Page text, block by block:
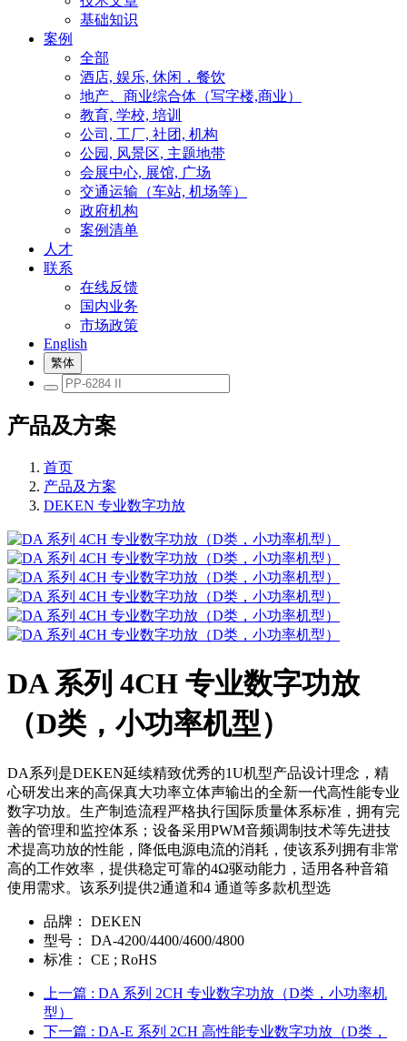
基础知识
案例
全部
酒店, 娱乐, 休闲，餐饮
地产、商业综合体（写字楼,商业）
教育, 学校, 培训
公司, 工厂, 社团, 机构
公园, 风景区, 主题地带
会展中心, 展馆, 广场
交通运输（车站, 机场等）
政府机构
案例清单
人才
联系
在线反馈
国内业务
市场政策
English
繁体
产品及方案
首页
产品及方案
DEKEN 专业数字功放
DA 系列 4CH 专业数字功放
（D类，小功率机型）
DA系列是DEKEN延续精致优秀的1U机型产品设计理念，精
心研发出来的高保真大功率立体声输出的全新一代高性能专业
数字功放。生产制造流程严格执行国际质量体系标准，拥有完
善的管理和监控体系；设备采用PWM音频调制技术等先进技
术提高功放的性能，降低电源电流的消耗，使该系列拥有非常
高的工作效率，提供稳定可靠的4Ω驱动能力，适用各种音箱
使用需求。该系列提供2通道和4 通道等多款机型选
品牌：
DEKEN
型号：
DA-4200/4400/4600/4800
标准：
CE ; RoHS
上一篇 : DA 系列 2CH 专业数字功放（D类，小功率机
型）
下一篇 : DA-E 系列 2CH 高性能专业数字功放（D类，